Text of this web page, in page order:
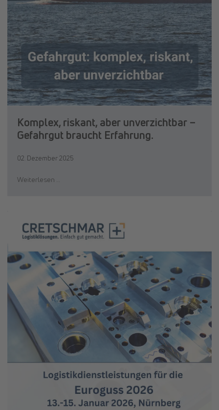
Komplex, riskant, aber unverzichtbar –
Gefahrgut braucht Erfahrung.
02. Dezember 2025
Weiterlesen …